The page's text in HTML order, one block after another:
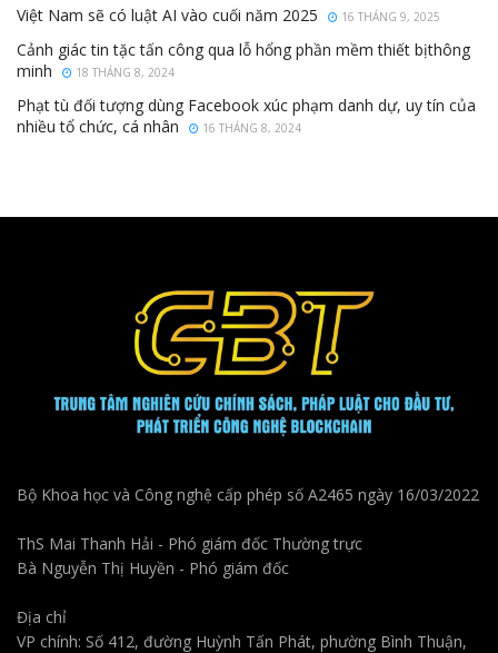
Việt Nam sẽ có luật AI vào cuối năm 2025 16 THÁNG 9, 2025
Cảnh giác tin tặc tấn công qua lỗ hổng phần mềm thiết bịthông
minh
18 THÁNG 8, 2024
Phạt tù đối tượng dùng Facebook xúc phạm danh dự, uy tín của
nhiều tổ chức, cá nhân
16 THÁNG 8, 2024
Bộ Khoa học và Công nghệ cấp phép số A2465 ngày 16/03/2022
ThS Mai Thanh Hải - Phó giám đốc Thường trực
Bà Nguyễn Thị Huyền - Phó giám đốc
Địa chỉ
VP chính: Số 412, đường Huỳnh Tấn Phát, phường Bình Thuận,